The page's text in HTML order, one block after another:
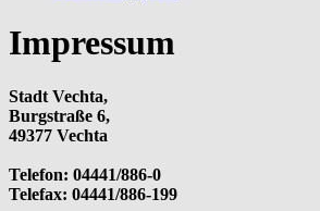
Impressum
Stadt Vechta,
Burgstraße 6,
49377 Vechta
Telefon: 04441/886-0
Telefax: 04441/886-199